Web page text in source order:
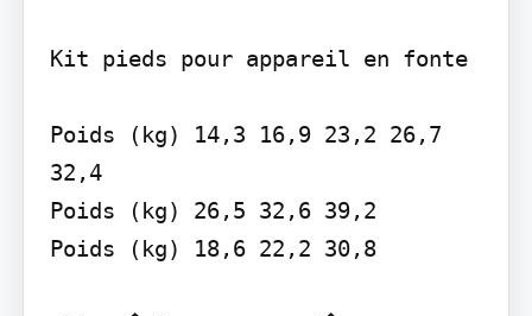
Kit pieds pour appareil en fonte
Poids (kg) 14,3 16,9 23,2 26,7
32,4
Poids (kg) 26,5 32,6 39,2
Poids (kg) 18,6 22,2 30,8